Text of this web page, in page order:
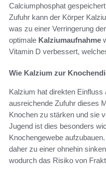
Calciumphosphat
Zufuhr kann der Körper
was zu einer Verringerung der
optimale Kalziumaufnahme
Vitamin D verbessert,
Wie Kalzium zur
Kalzium hat direkten Einfluss
ausreichende Zufuhr dieses
Knochen zu stärken und sie
Jugend ist dies besonders
Knochengewebe
daher zu einer ohnehin
wodurch das Risiko von